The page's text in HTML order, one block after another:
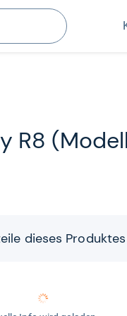
Suchen
R8
die­ses Pro­duk­tes